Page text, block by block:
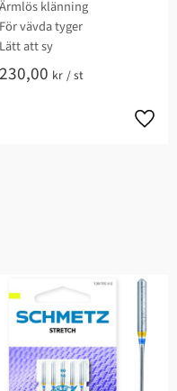
Ärmlös klänning​​​​
För vävda tyger​​
Lätt att sy​​
230,00 kr /st